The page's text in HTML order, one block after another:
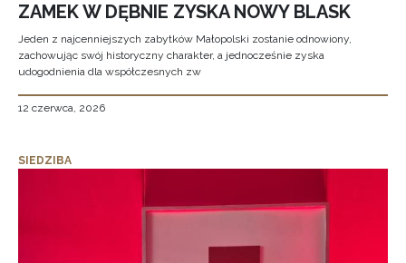
ZAMEK W DĘBNIE ZYSKA NOWY BLASK
Jeden z najcenniejszych zabytków Małopolski zostanie odnowiony,
zachowując swój historyczny charakter, a jednocześnie zyska
udogodnienia dla współczesnych zw
12 czerwca, 2026
SIEDZIBA